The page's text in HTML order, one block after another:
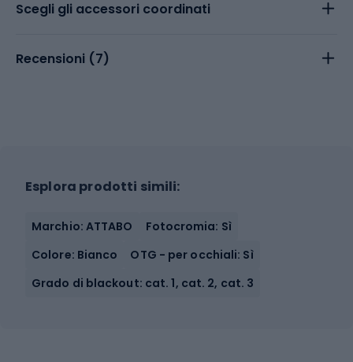
Scegli gli accessori coordinati
Recensioni (7)
Esplora prodotti simili:
Marchio: ATTABO
Fotocromia: Sì
Colore: Bianco
OTG - per occhiali: Sì
Grado di blackout: cat. 1, cat. 2, cat. 3